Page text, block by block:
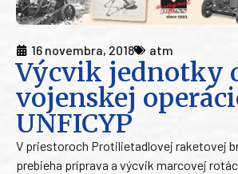
16 novembra, 2018 atm
Výcvik jednotky
vojenskej
UNFICYP
V priestoroch Protilietadlovej raketovej
prebieha príprava a výcvik marcovej